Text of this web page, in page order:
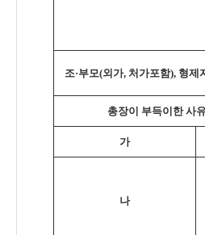
조·부모(외가, 처가포함), 형제
총장이 부득이한 사
가
나